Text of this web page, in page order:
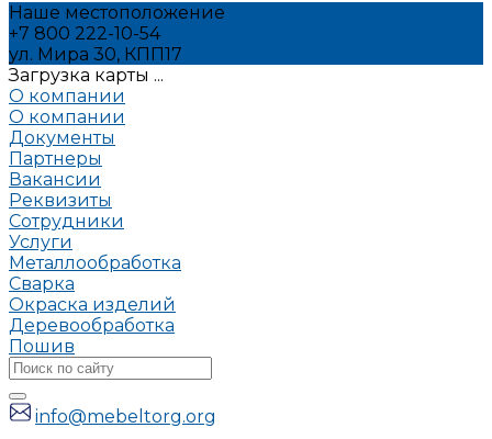
Наше местоположение
+7 800 222-10-54
ул. Мира 30, КПП17
Загрузка карты ...
О компании
О компании
Документы
Партнеры
Вакансии
Реквизиты
Сотрудники
Услуги
Металлообработка
Сварка
Окраска изделий
Деревообработка
Пошив
info@mebeltorg.org